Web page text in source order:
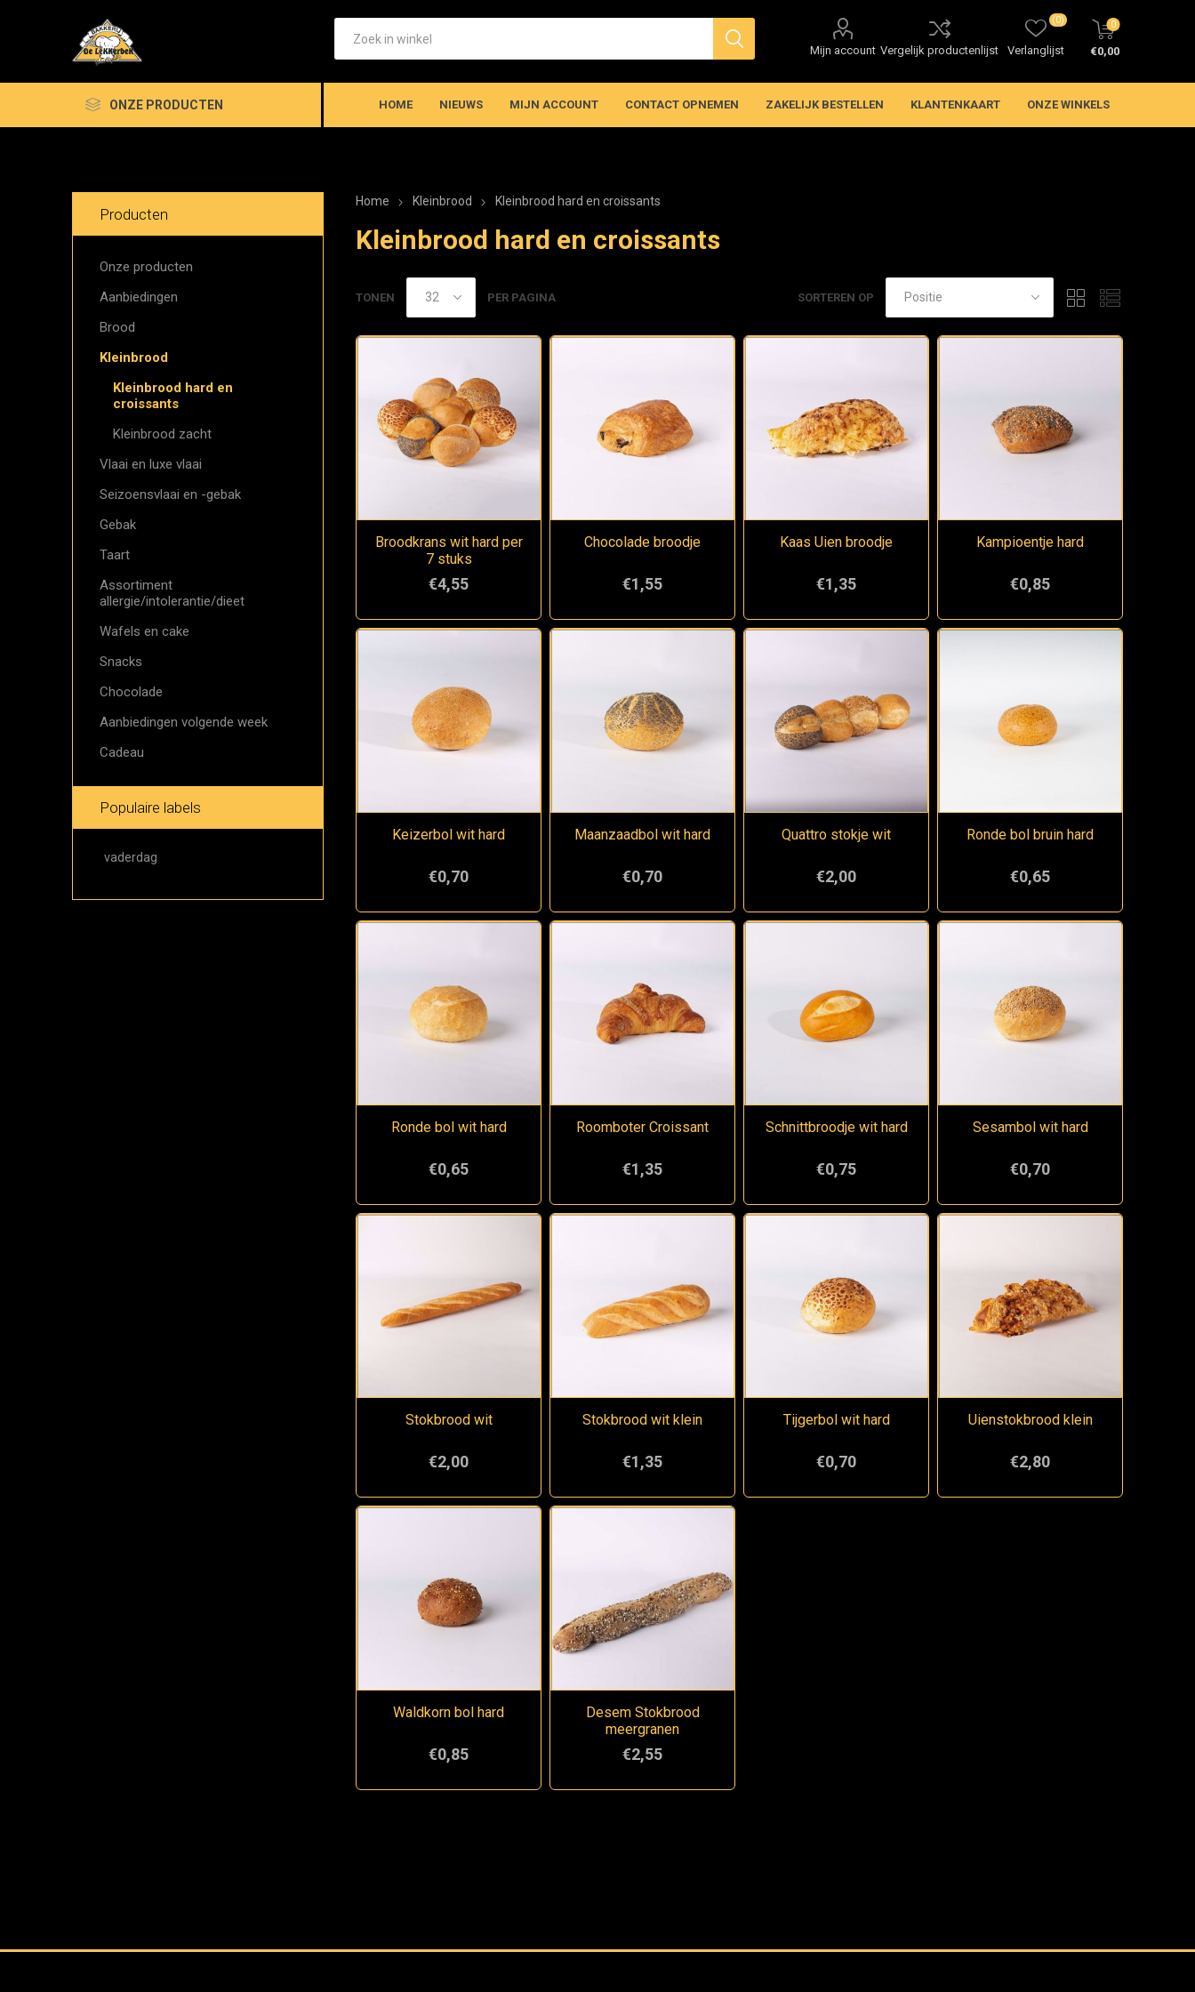
Mijn account Vergelijk productenlijst Verlanglijst
(0) 0
€0,00
ONZE PRODUCTEN HOME NIEUWS MIJN ACCOUNT CONTACT OPNEMEN ZAKELIJK BESTELLEN KLANTENKAART ONZE WINKELS
Home Kleinbrood Kleinbrood hard en croissants
Kleinbrood hard en croissants
SORTEREN OP
TONEN PER PAGINA
Broodkrans wit hard per
7 stuks
€4,55
Chocolade broodje
€1,55
Kaas Uien broodje
€1,35
Kampioentje hard
€0,85
Keizerbol wit hard
€0,70
Maanzaadbol wit hard
€0,70
Quattro stokje wit
€2,00
Ronde bol bruin hard
€0,65
Ronde bol wit hard
€0,65
Roomboter Croissant
€1,35
Schnittbroodje wit hard
€0,75
Sesambol wit hard
€0,70
Stokbrood wit
€2,00
Stokbrood wit klein
€1,35
Tijgerbol wit hard
€0,70
Uienstokbrood klein
€2,80
Waldkorn bol hard
€0,85
Desem Stokbrood
meergranen
€2,55
Producten
Onze producten
Aanbiedingen
Brood
Kleinbrood
Kleinbrood hard en
croissants
Kleinbrood zacht
Vlaai en luxe vlaai
Seizoensvlaai en -gebak
Gebak
Taart
Assortiment
allergie/intolerantie/dieet
Wafels en cake
Snacks
Chocolade
Aanbiedingen volgende week
Cadeau
Populaire labels
vaderdag